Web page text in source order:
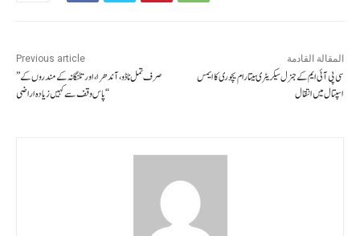
Previous article
”صرف تمل ناڈو،آندھرا،اور تلنگانہ کے مندروں کے
پاس وقف سے کہیں زیادہ اراضی“
المقالة القادمة
سی پی آئی ایم کے جنرل سیکریٹری سیتارام یچوری کا ایمس
اسپتال میں انتقال